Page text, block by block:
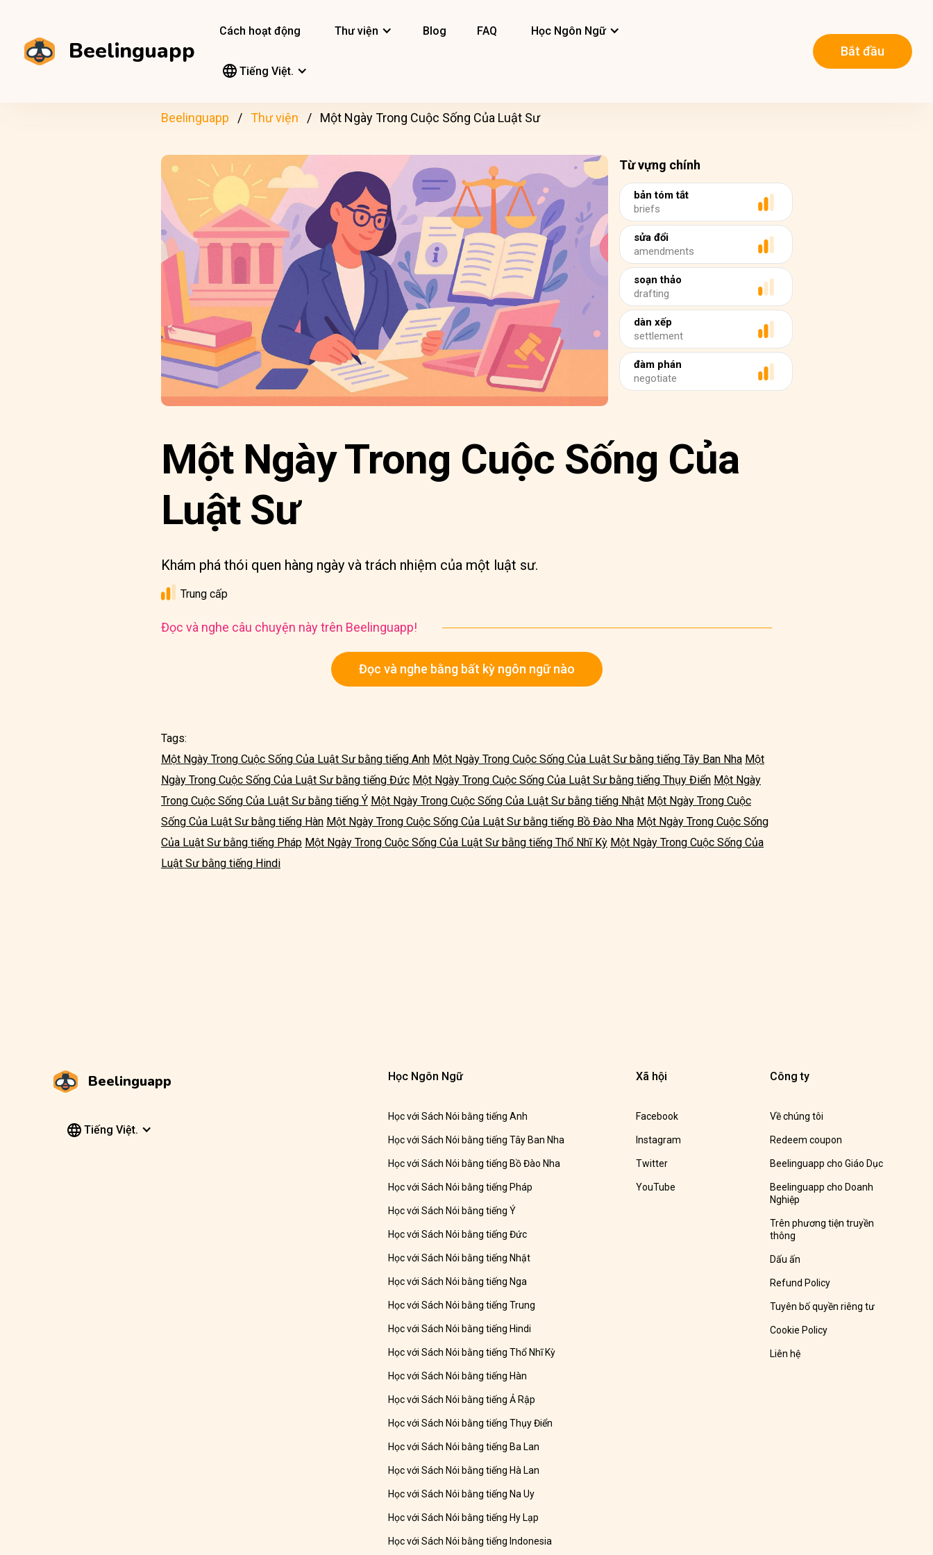
Beelinguapp
Cách hoạt động Thư viện Blog FAQ Học Ngôn Ngữ
Tiếng Việt.
Bắt đầu
Beelinguapp Thư viện Một Ngày Trong Cuộc Sống Của Luật Sư
Từ vựng chính
bản tóm tắt
briefs
sửa đổi
amendments
soạn thảo
drafting
dàn xếp
settlement
đàm phán
negotiate
Một Ngày Trong Cuộc Sống Của
Luật Sư
Khám phá thói quen hàng ngày và trách nhiệm của một luật sư.
Trung cấp
Đọc và nghe câu chuyện này trên Beelinguapp!
Đọc và nghe bằng bất kỳ ngôn ngữ nào
Tags:
Một Ngày Trong Cuộc Sống Của Luật Sư bằng tiếng Anh Một Ngày Trong Cuộc Sống Của Luật Sư bằng tiếng Tây Ban Nha Một
Ngày Trong Cuộc Sống Của Luật Sư bằng tiếng Đức Một Ngày Trong Cuộc Sống Của Luật Sư bằng tiếng Thụy Điển Một Ngày
Trong Cuộc Sống Của Luật Sư bằng tiếng Ý Một Ngày Trong Cuộc Sống Của Luật Sư bằng tiếng Nhật Một Ngày Trong Cuộc
Sống Của Luật Sư bằng tiếng Hàn Một Ngày Trong Cuộc Sống Của Luật Sư bằng tiếng Bồ Đào Nha Một Ngày Trong Cuộc Sống
Của Luật Sư bằng tiếng Pháp Một Ngày Trong Cuộc Sống Của Luật Sư bằng tiếng Thổ Nhĩ Kỳ Một Ngày Trong Cuộc Sống Của
Luật Sư bằng tiếng Hindi
Beelinguapp
Tiếng Việt.
Học Ngôn Ngữ
Học với Sách Nói bằng tiếng Anh
Học với Sách Nói bằng tiếng Tây Ban Nha
Học với Sách Nói bằng tiếng Bồ Đào Nha
Học với Sách Nói bằng tiếng Pháp
Học với Sách Nói bằng tiếng Ý
Học với Sách Nói bằng tiếng Đức
Học với Sách Nói bằng tiếng Nhật
Học với Sách Nói bằng tiếng Nga
Học với Sách Nói bằng tiếng Trung
Học với Sách Nói bằng tiếng Hindi
Học với Sách Nói bằng tiếng Thổ Nhĩ Kỳ
Học với Sách Nói bằng tiếng Hàn
Học với Sách Nói bằng tiếng Ả Rập
Học với Sách Nói bằng tiếng Thụy Điển
Học với Sách Nói bằng tiếng Ba Lan
Học với Sách Nói bằng tiếng Hà Lan
Học với Sách Nói bằng tiếng Na Uy
Học với Sách Nói bằng tiếng Hy Lạp
Học với Sách Nói bằng tiếng Indonesia
Xã hội
Facebook
Instagram
Twitter
YouTube
Công ty
Về chúng tôi
Redeem coupon
Beelinguapp cho Giáo Dục
Beelinguapp cho Doanh
Nghiệp
Trên phương tiện truyền
thông
Dấu ấn
Refund Policy
Tuyên bố quyền riêng tư
Cookie Policy
Liên hệ